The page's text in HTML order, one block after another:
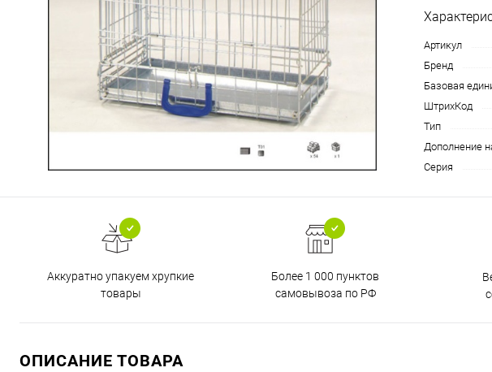
Артикул
Бренд
Базовая
ШтрихКод
Тип
Дополнение
Серия
Аккуратно упакуем хрупкие
товары
Более 1 000 пунктов
самовывоза по РФ
ОПИСАНИЕ ТОВАРА